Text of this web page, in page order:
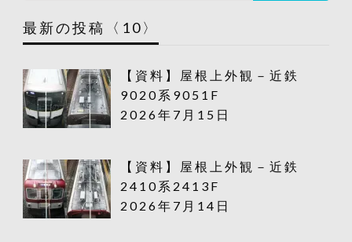
最新の投稿〈10〉
【資料】屋根上外観－近鉄
9020系9051F
2026年7月15日
【資料】屋根上外観－近鉄
2410系2413F
2026年7月14日